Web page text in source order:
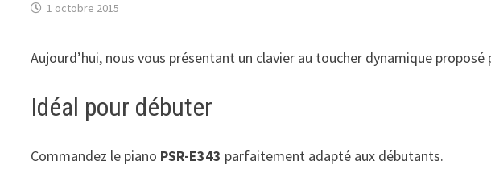
1 octobre 2015
Aujourd’hui, nous vous présentant un clavier au toucher dynamique proposé
Idéal pour débuter
Commandez le piano PSR-E343 parfaitement adapté aux débutants.